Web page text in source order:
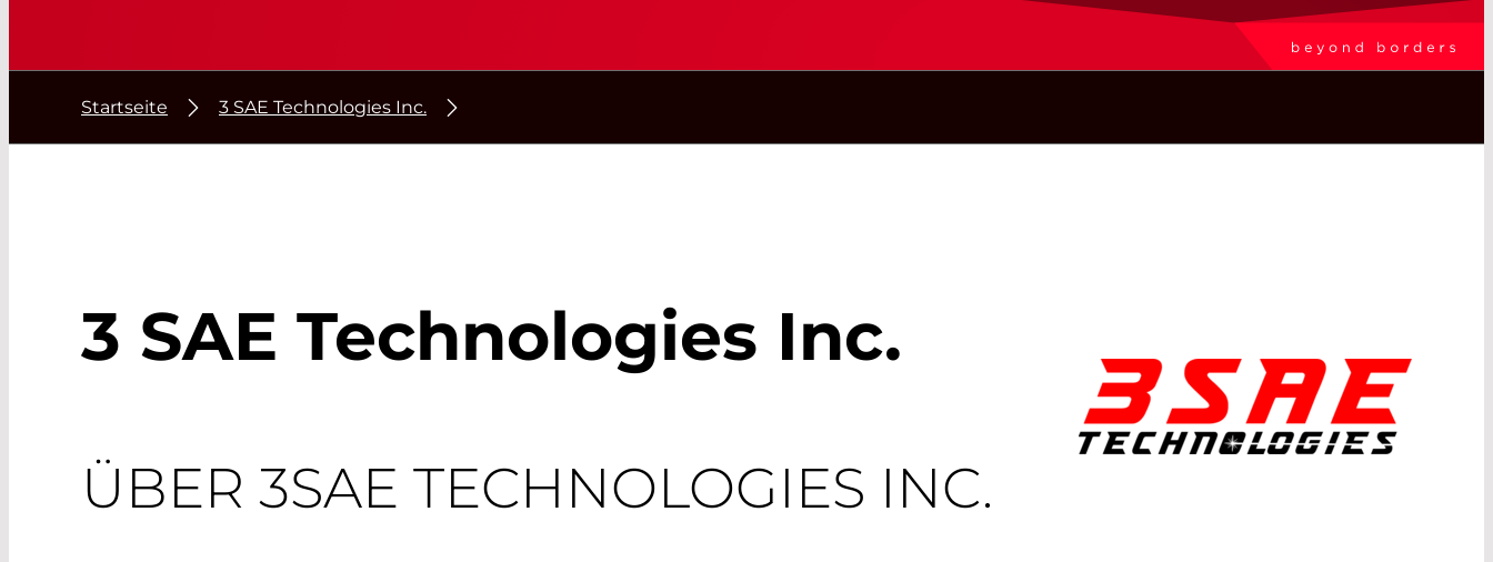
Startseite 3 SAE Technologies Inc.
3 SAE Technologies Inc.
ÜBER 3SAE TECHNOLOGIES INC.